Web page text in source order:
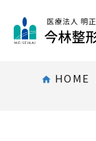
home HOME